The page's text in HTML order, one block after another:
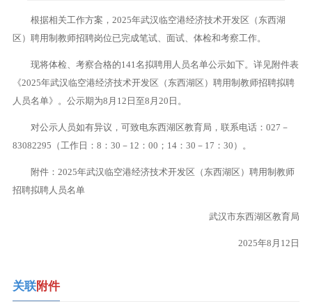
根据相关工作方案，2025年武汉临空港经济技术开发区（东西湖
区）聘用制教师招聘岗位已完成笔试、面试、体检和考察工作。
现将体检、考察合格的141名拟聘用人员名单公示如下。详见附件表
《2025年武汉临空港经济技术开发区（东西湖区）聘用制教师招聘拟聘
人员名单》。公示期为8月12日至8月20日。
对公示人员如有异议，可致电东西湖区教育局，联系电话：027－
83082295（工作日：8：30－12：00；14：30－17：30）。
附件：2025年武汉临空港经济技术开发区（东西湖区）聘用制教师
招聘拟聘人员名单
武汉市东西湖区教育局
2025年8月12日
关联附件